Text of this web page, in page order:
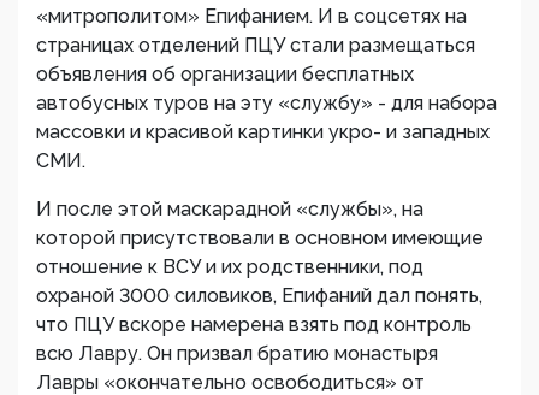
«митрополитом» Епифанием. И в соцсетях на
страницах отделений ПЦУ стали размещаться
объявления об организации бесплатных
автобусных туров на эту «службу» - для набора
массовки и красивой картинки укро- и западных
СМИ.
И после этой маскарадной «службы», на
которой присутствовали в основном имеющие
отношение к ВСУ и их родственники, под
охраной 3000 силовиков, Епифаний дал понять,
что ПЦУ вскоре намерена взять под контроль
всю Лавру. Он призвал братию монастыря
Лавры «окончательно освободиться» от